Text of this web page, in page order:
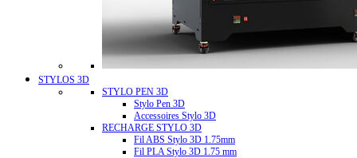
STYLOS 3D
STYLO PEN 3D
Stylo Pen 3D
Accessoires Stylo 3D
RECHARGE STYLO 3D
Fil ABS Stylo 3D 1.75mm
Fil PLA Stylo 3D 1.75 mm